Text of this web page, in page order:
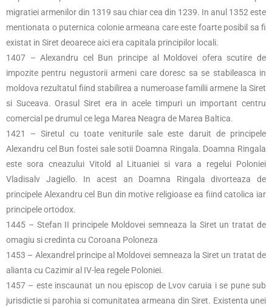
migratiei armenilor din 1319 sau chiar cea din 1239. In anul 1352 este
mentionata o puternica colonie armeana care este foarte posibil sa fi
existat in Siret deoarece aici era capitala principilor locali.
1407 – Alexandru cel Bun principe al Moldovei ofera scutire de
impozite pentru negustorii armeni care doresc sa se stabileasca in
moldova rezultatul fiind stabilirea a numeroase familii armene la Siret
si Suceava. Orasul Siret era in acele timpuri un important centru
comercial pe drumul ce lega Marea Neagra de Marea Baltica.
1421 – Siretul cu toate veniturile sale este daruit de principele
Alexandru cel Bun fostei sale sotii Doamna Ringala. Doamna Ringala
este sora cneazului Vitold al Lituaniei si vara a regelui Poloniei
Vladisalv Jagiello. In acest an Doamna Ringala divorteaza de
principele Alexandru cel Bun din motive religioase ea fiind catolica iar
principele ortodox.
1445 – Stefan II principele Moldovei semneaza la Siret un tratat de
omagiu si credinta cu Coroana Poloneza
1453 – Alexandrel principe al Moldovei semneaza la Siret un tratat de
alianta cu Cazimir al IV-lea regele Poloniei.
1457 – este inscaunat un nou episcop de Lvov caruia i se pune sub
jurisdictie si parohia si comunitatea armeana din Siret. Existenta unei